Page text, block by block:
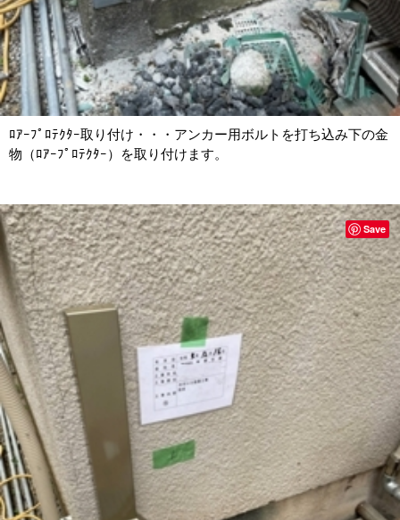
ﾛｱｰﾌﾟﾛﾃｸﾀｰ取り付け・・・アンカー用ボルトを打ち込み下の金
物（ﾛｱｰﾌﾟﾛﾃｸﾀｰ）を取り付けます。
Save